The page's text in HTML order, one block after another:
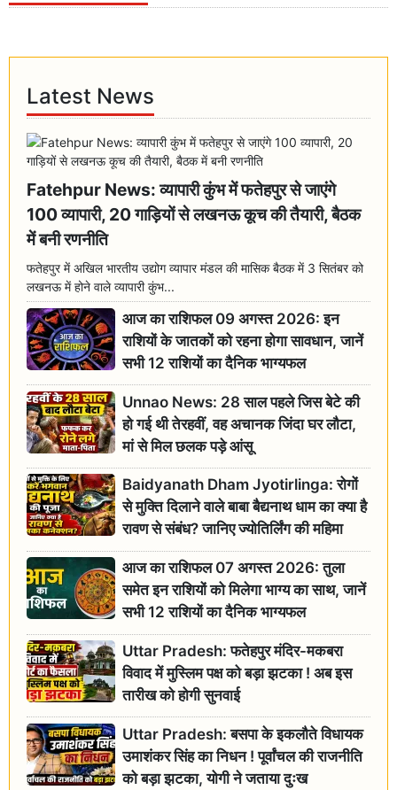
Latest News
Fatehpur News: व्यापारी कुंभ में फतेहपुर से जाएंगे
100 व्यापारी, 20 गाड़ियों से लखनऊ कूच की तैयारी, बैठक
में बनी रणनीति
फतेहपुर में अखिल भारतीय उद्योग व्यापार मंडल की मासिक बैठक में 3 सितंबर को
लखनऊ में होने वाले व्यापारी कुंभ...
आज का राशिफल 09 अगस्त 2026: इन
राशियों के जातकों को रहना होगा सावधान, जानें
सभी 12 राशियों का दैनिक भाग्यफल
Unnao News: 28 साल पहले जिस बेटे की
हो गई थी तेरहवीं, वह अचानक जिंदा घर लौटा,
मां से मिल छलक पड़े आंसू
Baidyanath Dham Jyotirlinga: रोगों
से मुक्ति दिलाने वाले बाबा बैद्यनाथ धाम का क्या है
रावण से संबंध? जानिए ज्योतिर्लिंग की महिमा
आज का राशिफल 07 अगस्त 2026: तुला
समेत इन राशियों को मिलेगा भाग्य का साथ, जानें
सभी 12 राशियों का दैनिक भाग्यफल
Uttar Pradesh: फतेहपुर मंदिर-मकबरा
विवाद में मुस्लिम पक्ष को बड़ा झटका ! अब इस
तारीख को होगी सुनवाई
Uttar Pradesh: बसपा के इकलौते विधायक
उमाशंकर सिंह का निधन ! पूर्वांचल की राजनीति
को बड़ा झटका, योगी ने जताया दुःख